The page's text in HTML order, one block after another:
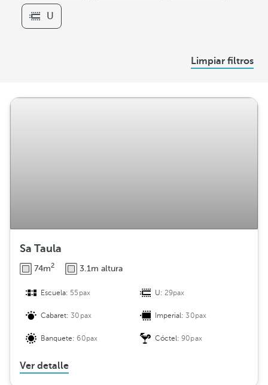
e
r
U
Limpiar filtros
Sa Taula
74m2 3.1m altura
Escuela: 55pax U:29pax
Cabaret:30pax Imperial:30pax
Banquete:60pax Cóctel:90pax
Ver detalle